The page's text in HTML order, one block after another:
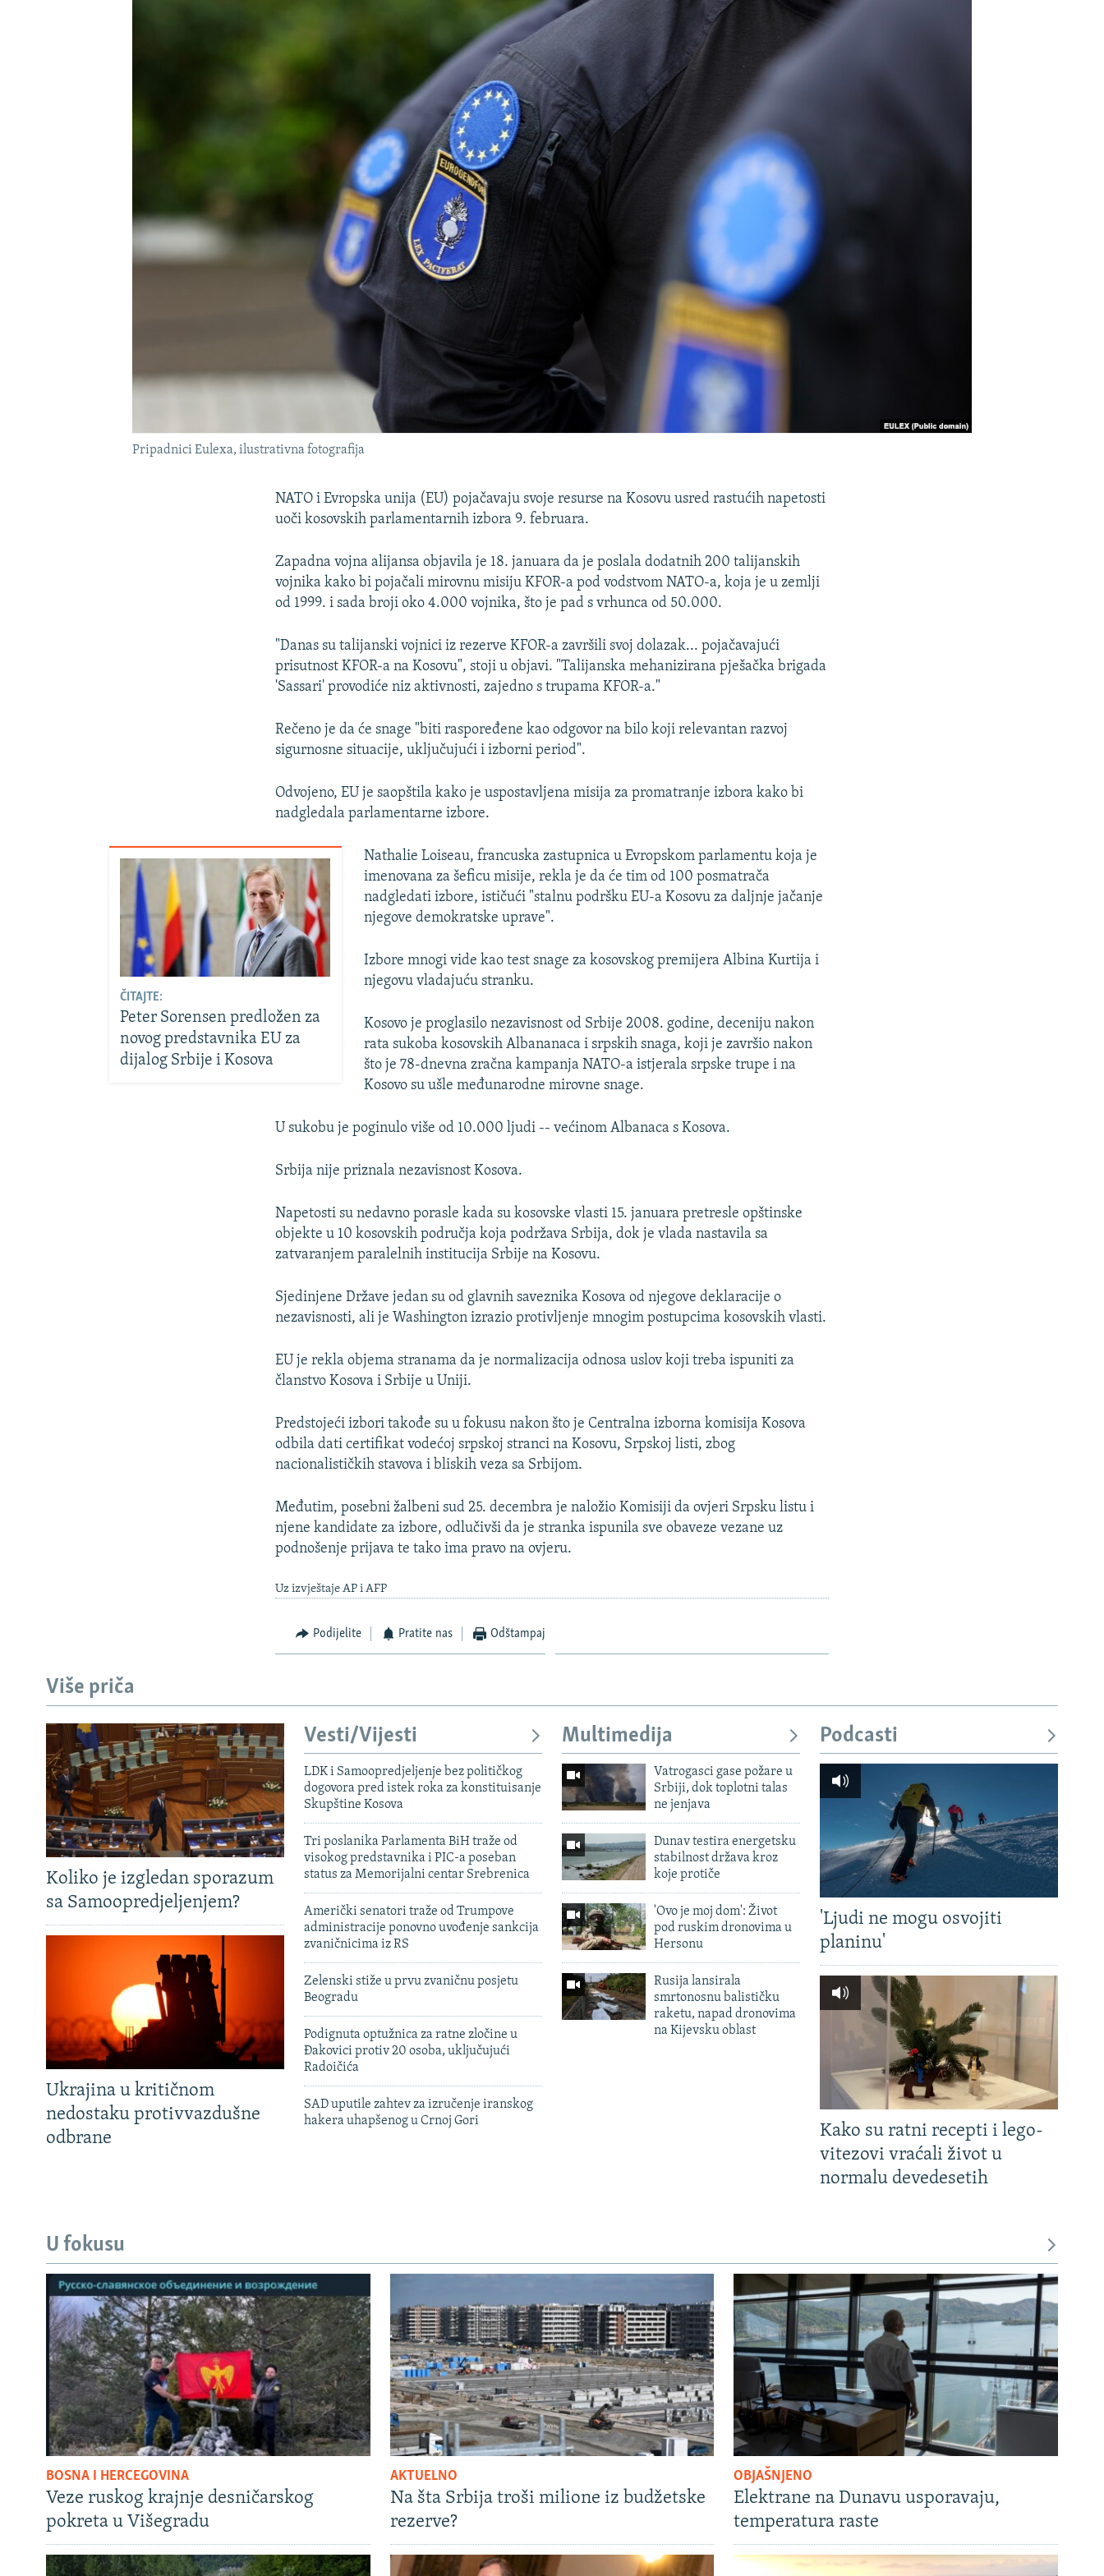
Pripadnici Eulexa, ilustrativna fotografija
NATO i Evropska unija (EU) pojačavaju svoje resurse na Kosovu usred rastućih napetosti
uoči kosovskih parlamentarnih izbora 9. februara.
Zapadna vojna alijansa objavila je 18. januara da je poslala dodatnih 200 talijanskih
vojnika kako bi pojačali mirovnu misiju KFOR-a pod vodstvom NATO-a, koja je u zemlji
od 1999. i sada broji oko 4.000 vojnika, što je pad s vrhunca od 50.000.
"Danas su talijanski vojnici iz rezerve KFOR-a završili svoj dolazak... pojačavajući
prisutnost KFOR-a na Kosovu", stoji u objavi. "Talijanska mehanizirana pješačka brigada
'Sassari' provodiće niz aktivnosti, zajedno s trupama KFOR-a."
Rečeno je da će snage "biti raspoređene kao odgovor na bilo koji relevantan razvoj
sigurnosne situacije, uključujući i izborni period".
Odvojeno, EU je saopštila kako je uspostavljena misija za promatranje izbora kako bi
nadgledala parlamentarne izbore.
ČITAJTE:
Peter Sorensen predložen za
novog predstavnika EU za
dijalog Srbije i Kosova
Nathalie Loiseau, francuska zastupnica u Evropskom parlamentu koja je
imenovana za šeficu misije, rekla je da će tim od 100 posmatrača
nadgledati izbore, ističući "stalnu podršku EU-a Kosovu za daljnje jačanje
njegove demokratske uprave".
Izbore mnogi vide kao test snage za kosovskog premijera Albina Kurtija i
njegovu vladajuću stranku.
Kosovo je proglasilo nezavisnost od Srbije 2008. godine, deceniju nakon
rata sukoba kosovskih Albananaca i srpskih snaga, koji je završio nakon
što je 78-dnevna zračna kampanja NATO-a istjerala srpske trupe i na
Kosovo su ušle međunarodne mirovne snage.
U sukobu je poginulo više od 10.000 ljudi -- većinom Albanaca s Kosova.
Srbija nije priznala nezavisnost Kosova.
Napetosti su nedavno porasle kada su kosovske vlasti 15. januara pretresle opštinske
objekte u 10 kosovskih područja koja podržava Srbija, dok je vlada nastavila sa
zatvaranjem paralelnih institucija Srbije na Kosovu.
Sjedinjene Države jedan su od glavnih saveznika Kosova od njegove deklaracije o
nezavisnosti, ali je Washington izrazio protivljenje mnogim postupcima kosovskih vlasti.
EU je rekla objema stranama da je normalizacija odnosa uslov koji treba ispuniti za
članstvo Kosova i Srbije u Uniji.
Predstojeći izbori takođe su u fokusu nakon što je Centralna izborna komisija Kosova
odbila dati certifikat vodećoj srpskoj stranci na Kosovu, Srpskoj listi, zbog
nacionalističkih stavova i bliskih veza sa Srbijom.
Međutim, posebni žalbeni sud 25. decembra je naložio Komisiji da ovjeri Srpsku listu i
njene kandidate za izbore, odlučivši da je stranka ispunila sve obaveze vezane uz
podnošenje prijava te tako ima pravo na ovjeru.
Uz izvještaje AP i AFP
Podijelite Pratite nas Odštampaj
Više priča
Koliko je izgledan sporazum
sa Samoopredjeljenjem?
Ukrajina u kritičnom
nedostaku protivvazdušne
odbrane
Vesti/Vijesti
LDK i Samoopredjeljenje bez političkog
dogovora pred istek roka za konstituisanje
Skupštine Kosova
Tri poslanika Parlamenta BiH traže od
visokog predstavnika i PIC-a poseban
status za Memorijalni centar Srebrenica
Američki senatori traže od Trumpove
administracije ponovno uvođenje sankcija
zvaničnicima iz RS
Zelenski stiže u prvu zvaničnu posjetu
Beogradu
Podignuta optužnica za ratne zločine u
Đakovici protiv 20 osoba, uključujući
Radoičića
SAD uputile zahtev za izručenje iranskog
hakera uhapšenog u Crnoj Gori
Multimedija
Vatrogasci gase požare u
Srbiji, dok toplotni talas
ne jenjava
Dunav testira energetsku
stabilnost država kroz
koje protiče
'Ovo je moj dom': Život
pod ruskim dronovima u
Hersonu
Rusija lansirala
smrtonosnu balističku
raketu, napad dronovima
na Kijevsku oblast
Podcasti
'Ljudi ne mogu osvojiti
planinu'
Kako su ratni recepti i lego-
vitezovi vraćali život u
normalu devedesetih
U fokusu
BOSNA I HERCEGOVINA
Veze ruskog krajnje desničarskog
pokreta u Višegradu
AKTUELNO
Na šta Srbija troši milione iz budžetske
rezerve?
OBJAŠNJENO
Elektrane na Dunavu usporavaju,
temperatura raste